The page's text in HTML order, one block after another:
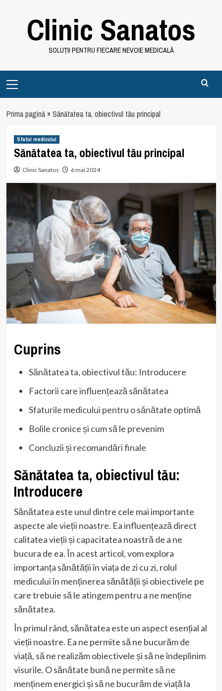
Clinic Sanatos
SOLUȚII PENTRU FIECARE NEVOIE MEDICALĂ
Menu
Prima pagină»Sănătatea ta, obiectivul tău principal
Sfatul medicului
Sănătatea ta, obiectivul tău principal
Clinic Sanatos 6 mai 2024
Cuprins
Sănătatea ta, obiectivul tău: Introducere
Factorii care influențează sănătatea
Sfaturile medicului pentru o sănătate optimă
Bolile cronice și cum să le prevenim
Concluzii și recomandări finale
Sănătatea ta, obiectivul tău:
Introducere
Sănătatea este unul dintre cele mai importante
aspecte ale vieții noastre. Ea influențează direct
calitatea vieții și capacitatea noastră de a ne
bucura de ea. În acest articol, vom explora
importanța sănătății în viața de zi cu zi, rolul
medicului în menținerea sănătății și obiectivele pe
care trebuie să le atingem pentru a ne menține
sănătatea.
În primul rând, sănătatea este un aspect esențial al
vieții noastre. Ea ne permite să ne bucurăm de
viață, să ne realizăm obiectivele și să ne îndeplinim
visurile. O sănătate bună ne permite să ne
menținem energici și să ne bucurăm de viață la